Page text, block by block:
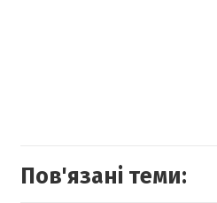
Пов'язані теми: